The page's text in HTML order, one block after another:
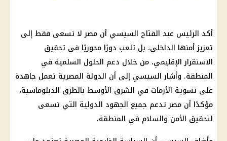
أكد الرئيس عبد الفتاح السيسي أن مصر لا تسعى فقط إلى
تعزيز أمنها الداخلي، بل تلعب دورًا محوريًا في تحقيق
الاستقرار الإقليمي، من خلال دعم الحلول السلمية في
المنطقة. وأشار السيسي إلى أن الدولة المصرية تعمل جاهدة
على تسوية الأزمات في الشرق الأوسط بالطرق الدبلوماسية،
مؤكدًا أن مصر تدعم جميع الجهود الدولية التي تسعى
لتحقيق الأمن والسلام في المنطقة.